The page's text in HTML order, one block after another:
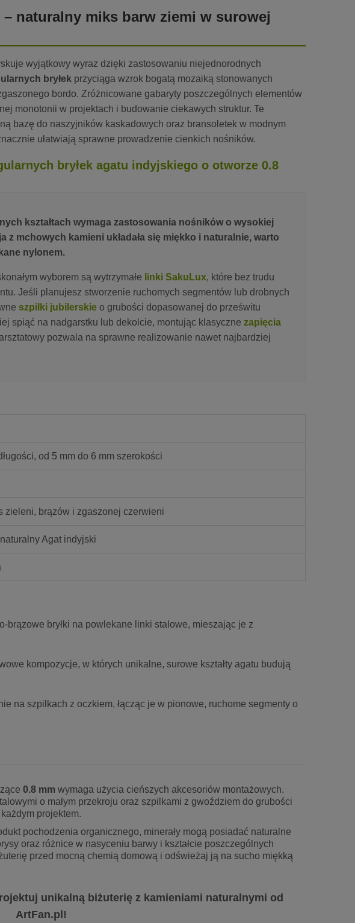
naturalny miks barw ziemi w surowej
wyjątkowy wyraz dzięki zastosowaniu niejednorodnych
bryłek przyciąga wzrok bogatą mozaiką stonowanych
bordo. Zróżnicowane gabaryty poszczególnych elementów
monotonii w projektach i budowanie ciekawych struktur. Te
bazę do naszyjników kaskadowych oraz bransoletek w modnym
ułatwiają sprawne prowadzenie cienkich nośników.
bryłek agatu indyjskiego o otworze 0.8
kształtach wymaga zastosowania nośników o wysokiej
mchowych kamieni układała się miękko i naturalnie, warto
nylonem.
wyborem są wytrzymałe linki SakuLux, które bez trudu
Jeśli planujesz stworzenie ruchomych segmentów lub drobnych
szpilki jubilerskie o grubości dopasowanej do prześwitu
spiąć na nadgarstku lub dekolcie, montując klasyczne zapięcia
pozwala na sprawne realizowanie nawet najbardziej
od 5 mm do 6 mm szerokości
zieleni, brązów i zgaszonej czerwieni
Agat indyjski
brązowe bryłki na powlekane linki stalowe, mieszając je z
kompozycje, w których unikalne, surowe kształty agatu budują
na szpilkach z oczkiem, łącząc je w pionowe, ruchome segmenty o
0.8 mm wymaga użycia cieńszych akcesoriów montażowych.
o małym przekroju oraz szpilkami z gwoździem do grubości
projektem.
pochodzenia organicznego, minerały mogą posiadać naturalne
oraz różnice w nasyceniu barwy i kształcie poszczególnych
przed mocną chemią domową i odświeżaj ją na sucho miękką
unikalną biżuterię z kamieniami naturalnymi od
ArtFan.pl!